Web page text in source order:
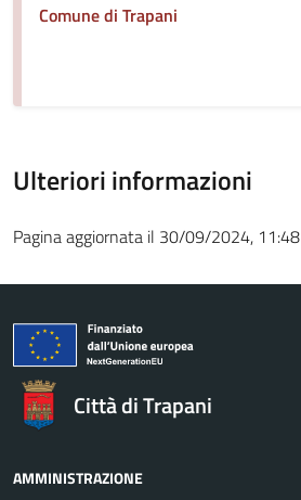
Comune di Trapani
Ulteriori informazioni
Pagina aggiornata il 30/09/2024, 11:48
Città di Trapani
AMMINISTRAZIONE